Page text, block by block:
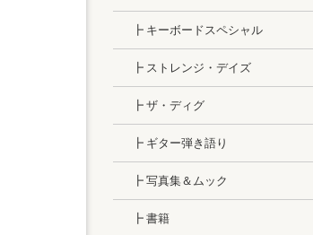
┣ キーボードスペシャル
┣ ストレンジ・デイズ
┣ ザ・ディグ
┣ ギター弾き語り
┣ 写真集＆ムック
┣ 書籍